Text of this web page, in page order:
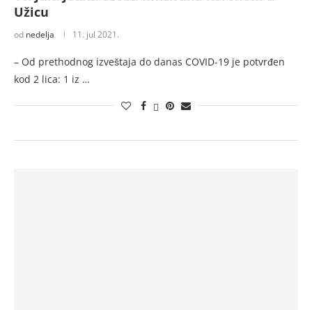
Užicu
od nedelja 11. jul 2021.
– Od prethodnog izveštaja do danas COVID-19 je potvrđen
kod 2 lica: 1 iz …